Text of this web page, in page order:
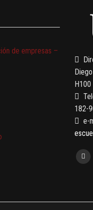
de empresas –
H100
182-
e-